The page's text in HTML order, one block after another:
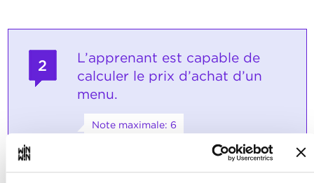
2
L’apprenant est capable de
calculer le prix d’achat d’un
menu.
Note maximale: 6